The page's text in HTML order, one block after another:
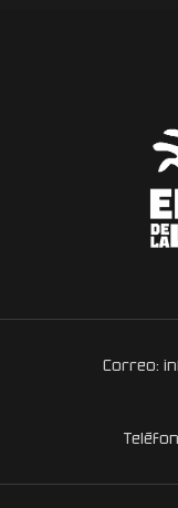
Correo: